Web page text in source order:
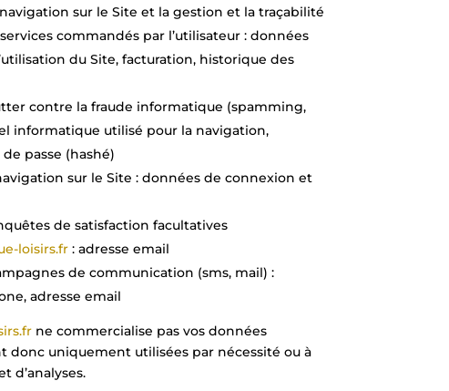
sur le Site et la gestion et la traçabilité
commandés par l’utilisateur : données
du Site, facturation, historique des
contre la fraude informatique (spamming,
informatique utilisé pour la navigation,
de passe (hashé)
sur le Site : données de connexion et
de satisfaction facultatives
loisirs.fr : adresse email
de communication (sms, mail) :
adresse email
ne commercialise pas vos données
donc uniquement utilisées par nécessité ou à
d’analyses.